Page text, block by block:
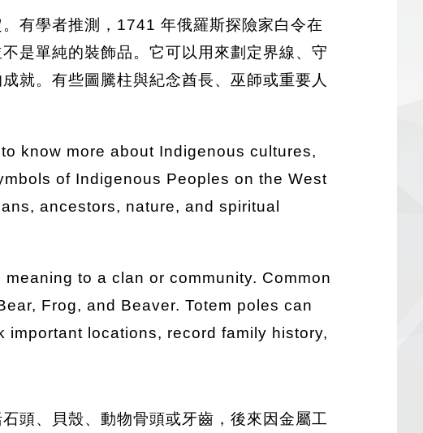
有學者推測，1741 年俄羅斯探險家白令在
是單純的裝飾品。它可以用來劃定界線、守
就。有些圖騰柱與紀念酋長、巫師或重要人
know more about Indigenous cultures,
of Indigenous Peoples on the West
ancestors, nature, and spiritual
to a clan or community. Common
Frog, and Beaver. Totem poles can
locations, record family history,
頭、貝殼、動物骨頭或牙齒，後來因金屬工